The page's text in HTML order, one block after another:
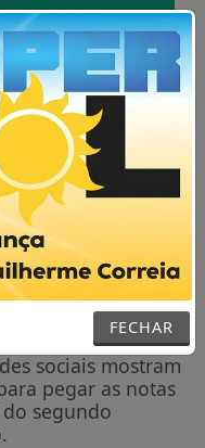
AGORA AO VIVO
MENU
FECHAR
250 mil pela
suborno do
sociais mostram
pegar as notas
do segundo